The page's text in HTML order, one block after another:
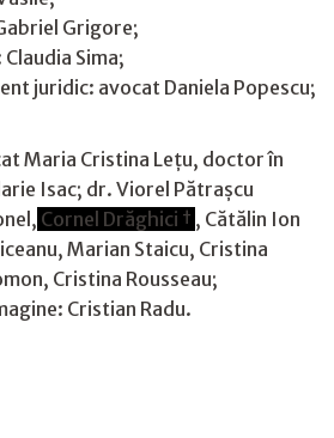
Grigore;
Sima;
juridic: avocat Daniela Popescu;
Maria Cristina Leţu, doctor în
Isac; dr. Viorel Pătrașcu
Cornel Drăghici † , Cătălin Ion
Marian Staicu, Cristina
Cristina Rousseau;
Cristian Radu.